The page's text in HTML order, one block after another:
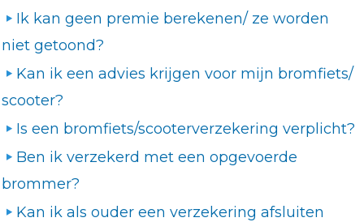
Ik kan geen premie berekenen/ ze worden
niet getoond?
Kan ik een advies krijgen voor mijn bromfiets/
scooter?
Is een bromfiets/scooterverzekering verplicht?
Ben ik verzekerd met een opgevoerde
brommer?
Kan ik als ouder een verzekering afsluiten